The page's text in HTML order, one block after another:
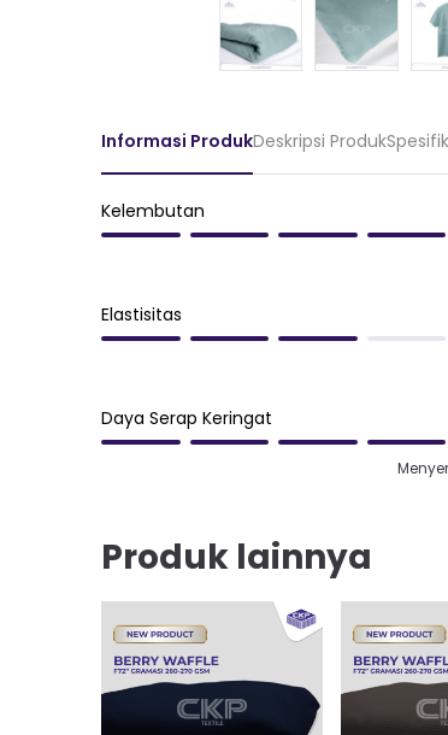
Informasi ProdukDeskripsi Produk
Kelembutan
Elastisitas
Daya Serap Keringat
Produk lainnya